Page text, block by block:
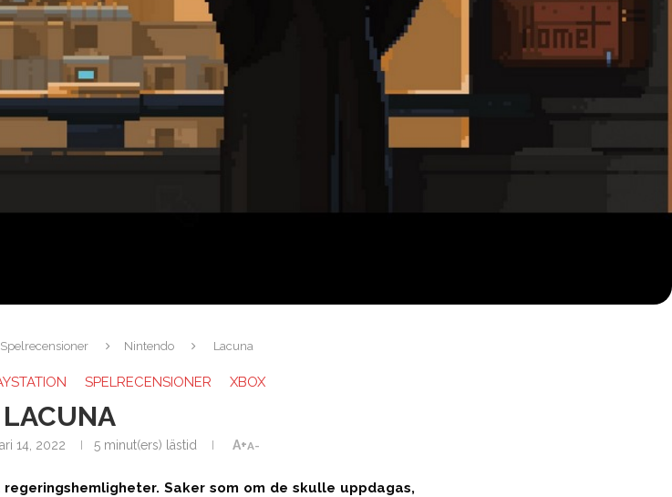
Spelrecensioner Nintendo Lacuna
SPELRECENSIONER XBOX
LACUNA
14, 2022 5 minut(ers) lästid A+A-
Saker som om de skulle uppdagas,